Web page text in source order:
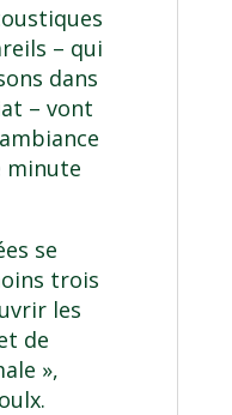
– qui
dans
– vont
minute
se
trois
les
de
»,